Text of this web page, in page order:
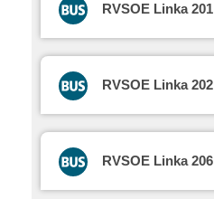
RVSOE Linka 201
RVSOE Linka 202
RVSOE Linka 206